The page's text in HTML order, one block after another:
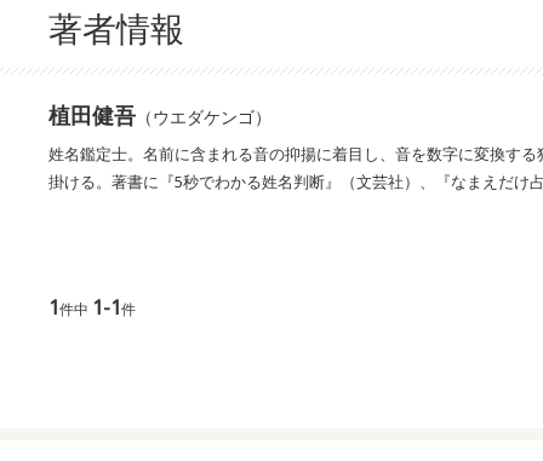
著者情報
植田健吾 （ウエダケンゴ）
姓名鑑定士。名前に含まれる音の抑揚に着目し、音を数字に変換す
掛ける。著書に『5秒でわかる姓名判断』（文芸社）、『なまえだけ
1件中 1-1件